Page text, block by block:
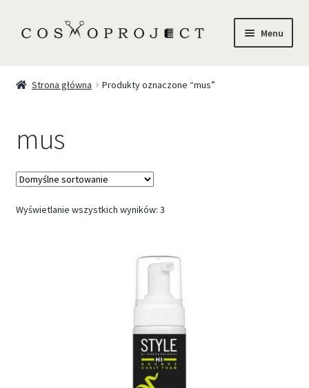
Menu
Trychologia
O Nas
Szkolenia
Strona główna Produkty oznaczone “mus”
mus
Wyświetlanie wszystkich wyników: 3